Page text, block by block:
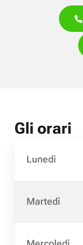
Gli orari
Lunedì
Martedì